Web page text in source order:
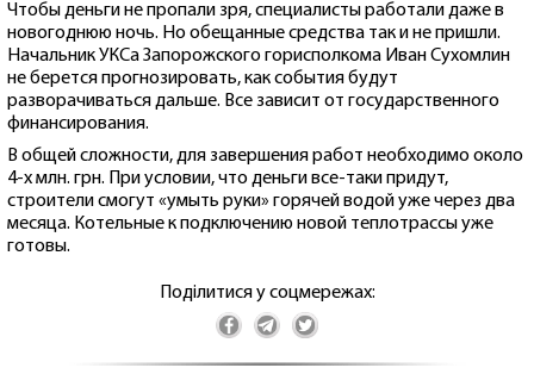
Чтобы деньги не пропали зря, специалисты работали даже в
новогоднюю ночь. Но обещанные средства так и не пришли.
Начальник УКСа Запорожского горисполкома Иван Сухомлин
не берется прогнозировать, как события будут
разворачиваться дальше. Все зависит от государственного
финансирования.
В общей сложности, для завершения работ необходимо около
4-х млн. грн. При условии, что деньги все-таки придут,
строители смогут «умыть руки» горячей водой уже через два
месяца. Котельные к подключению новой теплотрассы уже
готовы.
Поділитися у соцмережах: